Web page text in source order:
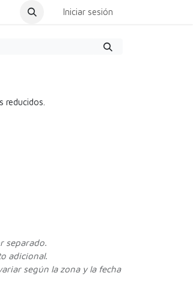
Iniciar sesión
reducidos.
separado.
adicional.
según la zona y la fecha